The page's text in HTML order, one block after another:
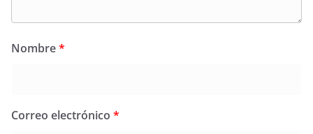
Nombre*
Correo electrónico *